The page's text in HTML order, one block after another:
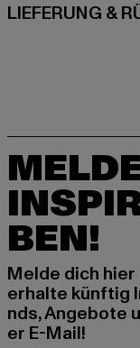
LIEFERUNG &
BEN!
Melde dich
erhalte künftig
nds, Angebote
er E-Mail!